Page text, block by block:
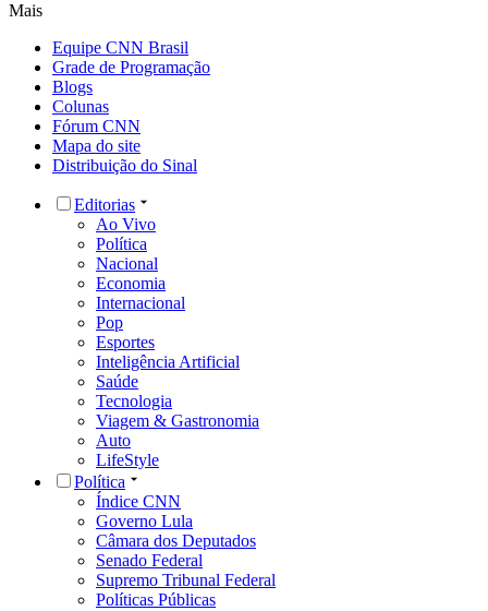
Mais
Equipe CNN Brasil
Grade de Programação
Blogs
Colunas
Fórum CNN
Mapa do site
Distribuição do Sinal
Editorias
Ao Vivo
Política
Nacional
Economia
Internacional
Pop
Esportes
Inteligência Artificial
Saúde
Tecnologia
Viagem & Gastronomia
Auto
LifeStyle
Política
Índice CNN
Governo Lula
Câmara dos Deputados
Senado Federal
Supremo Tribunal Federal
Políticas Públicas